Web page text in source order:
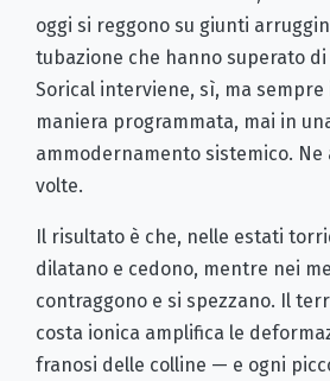
oggi si reggono su giunti
tubazione che hanno superato
Sorical interviene, sì, ma
maniera programmata, mai in
ammodernamento sistemico.
volte.
Il risultato è che, nelle estati
dilatano e cedono, mentre nei
contraggono e si spezzano. Il
costa ionica amplifica le
franosi delle colline — e ogni